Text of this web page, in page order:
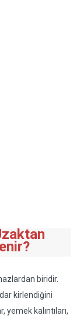
biridir.
kirlendiğini
kalıntıları,